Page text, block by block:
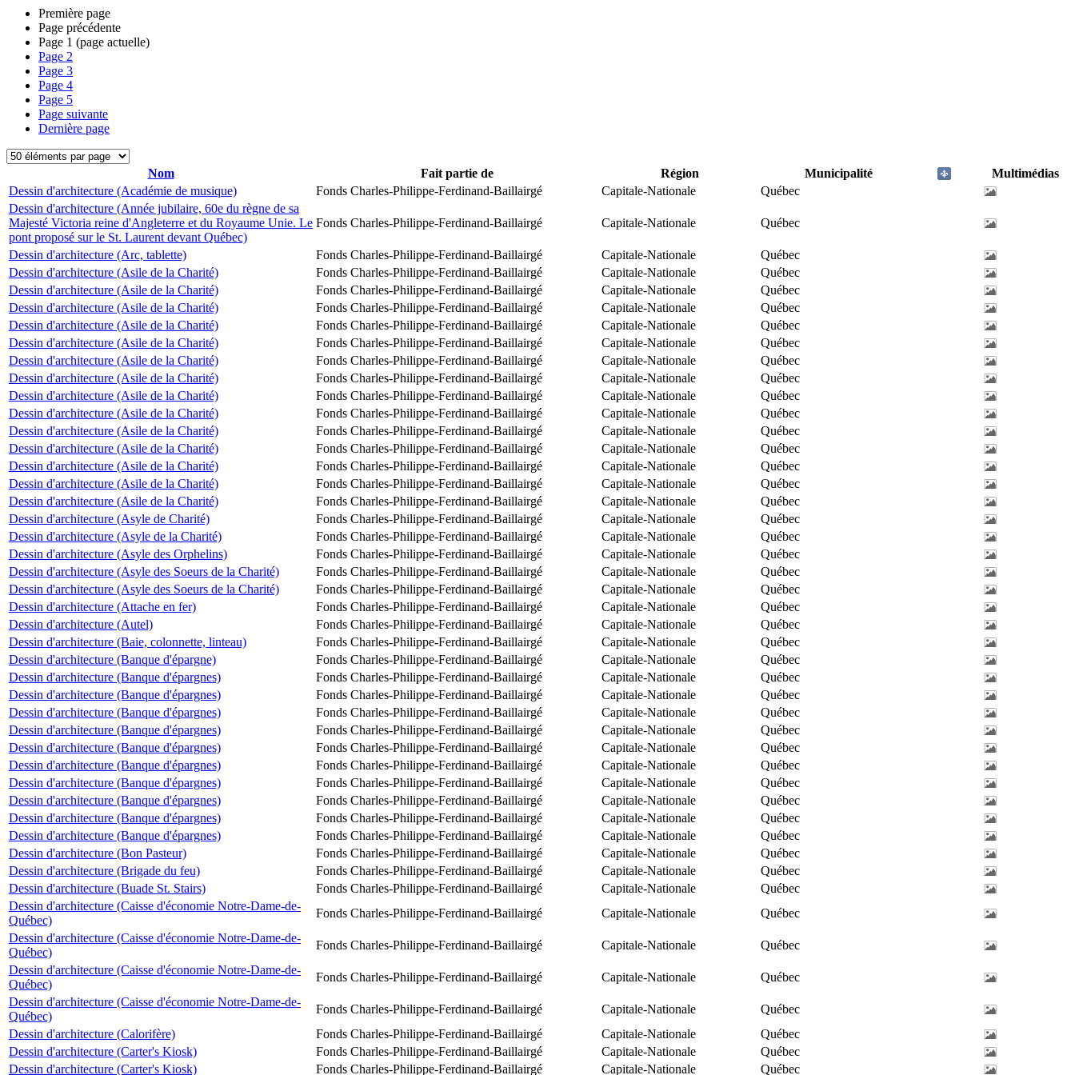
Première page
Page précédente
Page 1 (page actuelle)
Page 2
Page 3
Page 4
Page 5
Page suivante
Dernière page
Nom Fait partie de Région Municipalité
Multimédias
Dessin d'architecture (Académie de musique)
Fonds Charles-Philippe-Ferdinand-Baillairgé Capitale-Nationale
Québec
Dessin d'architecture (Année jubilaire, 60e du règne de sa
Majesté Victoria reine d'Angleterre et du Royaume Unie. Le
pont proposé sur le St. Laurent devant Québec)
Fonds Charles-Philippe-Ferdinand-Baillairgé Capitale-Nationale Québec
Dessin d'architecture (Arc, tablette) Fonds Charles-Philippe-Ferdinand-Baillairgé Capitale-Nationale
Québec
Dessin d'architecture (Asile de la Charité)
Fonds Charles-Philippe-Ferdinand-Baillairgé Capitale-Nationale
Québec
Dessin d'architecture (Asile de la Charité)
Fonds Charles-Philippe-Ferdinand-Baillairgé Capitale-Nationale
Québec
Dessin d'architecture (Asile de la Charité)
Fonds Charles-Philippe-Ferdinand-Baillairgé Capitale-Nationale
Québec
Dessin d'architecture (Asile de la Charité)
Fonds Charles-Philippe-Ferdinand-Baillairgé Capitale-Nationale
Québec
Dessin d'architecture (Asile de la Charité)
Fonds Charles-Philippe-Ferdinand-Baillairgé Capitale-Nationale
Québec
Dessin d'architecture (Asile de la Charité)
Fonds Charles-Philippe-Ferdinand-Baillairgé Capitale-Nationale
Québec
Dessin d'architecture (Asile de la Charité)
Fonds Charles-Philippe-Ferdinand-Baillairgé Capitale-Nationale
Québec
Dessin d'architecture (Asile de la Charité)
Fonds Charles-Philippe-Ferdinand-Baillairgé Capitale-Nationale
Québec
Dessin d'architecture (Asile de la Charité)
Fonds Charles-Philippe-Ferdinand-Baillairgé Capitale-Nationale
Québec
Dessin d'architecture (Asile de la Charité)
Fonds Charles-Philippe-Ferdinand-Baillairgé Capitale-Nationale
Québec
Dessin d'architecture (Asile de la Charité)
Fonds Charles-Philippe-Ferdinand-Baillairgé Capitale-Nationale
Québec
Dessin d'architecture (Asile de la Charité)
Fonds Charles-Philippe-Ferdinand-Baillairgé Capitale-Nationale
Québec
Dessin d'architecture (Asile de la Charité)
Fonds Charles-Philippe-Ferdinand-Baillairgé Capitale-Nationale
Québec
Dessin d'architecture (Asile de la Charité)
Fonds Charles-Philippe-Ferdinand-Baillairgé Capitale-Nationale
Québec
Dessin d'architecture (Asyle de Charité)
Fonds Charles-Philippe-Ferdinand-Baillairgé Capitale-Nationale
Québec
Dessin d'architecture (Asyle de la Charité)
Fonds Charles-Philippe-Ferdinand-Baillairgé Capitale-Nationale
Québec
Dessin d'architecture (Asyle des Orphelins)
Fonds Charles-Philippe-Ferdinand-Baillairgé Capitale-Nationale
Québec
Dessin d'architecture (Asyle des Soeurs de la Charité)
Fonds Charles-Philippe-Ferdinand-Baillairgé Capitale-Nationale
Québec
Dessin d'architecture (Asyle des Soeurs de la Charité)
Fonds Charles-Philippe-Ferdinand-Baillairgé Capitale-Nationale
Québec
Dessin d'architecture (Attache en fer)
Fonds Charles-Philippe-Ferdinand-Baillairgé Capitale-Nationale
Québec
Dessin d'architecture (Autel)
Fonds Charles-Philippe-Ferdinand-Baillairgé Capitale-Nationale
Québec
Dessin d'architecture (Baie, colonnette, linteau)
Fonds Charles-Philippe-Ferdinand-Baillairgé Capitale-Nationale
Québec
Dessin d'architecture (Banque d'épargne)
Fonds Charles-Philippe-Ferdinand-Baillairgé Capitale-Nationale
Québec
Dessin d'architecture (Banque d'épargnes)
Fonds Charles-Philippe-Ferdinand-Baillairgé Capitale-Nationale
Québec
Dessin d'architecture (Banque d'épargnes)
Fonds Charles-Philippe-Ferdinand-Baillairgé Capitale-Nationale
Québec
Dessin d'architecture (Banque d'épargnes)
Fonds Charles-Philippe-Ferdinand-Baillairgé Capitale-Nationale
Québec
Dessin d'architecture (Banque d'épargnes)
Fonds Charles-Philippe-Ferdinand-Baillairgé Capitale-Nationale
Québec
Dessin d'architecture (Banque d'épargnes)
Fonds Charles-Philippe-Ferdinand-Baillairgé Capitale-Nationale
Québec
Dessin d'architecture (Banque d'épargnes)
Fonds Charles-Philippe-Ferdinand-Baillairgé Capitale-Nationale
Québec
Dessin d'architecture (Banque d'épargnes)
Fonds Charles-Philippe-Ferdinand-Baillairgé Capitale-Nationale
Québec
Dessin d'architecture (Banque d'épargnes)
Fonds Charles-Philippe-Ferdinand-Baillairgé Capitale-Nationale
Québec
Dessin d'architecture (Banque d'épargnes)
Fonds Charles-Philippe-Ferdinand-Baillairgé Capitale-Nationale
Québec
Dessin d'architecture (Banque d'épargnes)
Fonds Charles-Philippe-Ferdinand-Baillairgé Capitale-Nationale
Québec
Dessin d'architecture (Bon Pasteur)
Fonds Charles-Philippe-Ferdinand-Baillairgé Capitale-Nationale
Québec
Dessin d'architecture (Brigade du feu)
Fonds Charles-Philippe-Ferdinand-Baillairgé Capitale-Nationale
Québec
Dessin d'architecture (Buade St. Stairs)
Fonds Charles-Philippe-Ferdinand-Baillairgé Capitale-Nationale
Québec
Dessin d'architecture (Caisse d'économie Notre-Dame-de-
Québec)
Fonds Charles-Philippe-Ferdinand-Baillairgé Capitale-Nationale
Québec
Dessin d'architecture (Caisse d'économie Notre-Dame-de-
Québec)
Fonds Charles-Philippe-Ferdinand-Baillairgé Capitale-Nationale
Québec
Dessin d'architecture (Caisse d'économie Notre-Dame-de-
Québec)
Fonds Charles-Philippe-Ferdinand-Baillairgé Capitale-Nationale
Québec
Dessin d'architecture (Caisse d'économie Notre-Dame-de-
Québec)
Fonds Charles-Philippe-Ferdinand-Baillairgé Capitale-Nationale
Québec
Dessin d'architecture (Calorifère)
Fonds Charles-Philippe-Ferdinand-Baillairgé Capitale-Nationale
Québec
Dessin d'architecture (Carter's Kiosk)
Fonds Charles-Philippe-Ferdinand-Baillairgé Capitale-Nationale
Québec
Dessin d'architecture (Carter's Kiosk)
Fonds Charles-Philippe-Ferdinand-Baillairgé Capitale-Nationale Québec